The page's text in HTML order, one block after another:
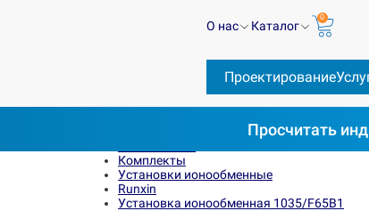
О нас Каталог
0
Проектирование
Просчитать
Комплекты
Установки ионообменные
Runxin
Установка ионообменная 1035/F65B1